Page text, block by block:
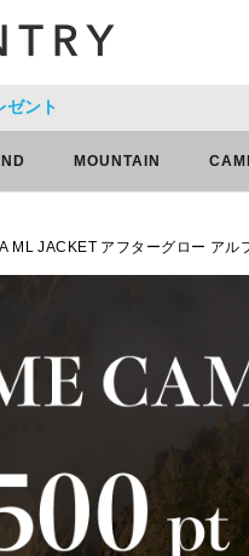
ゼント
MOUNTAIN
ML JACKET アフターグロー アル